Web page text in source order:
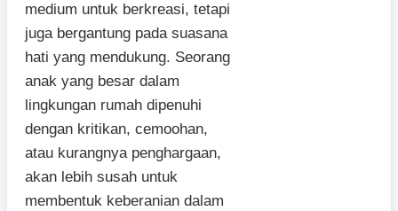
medium untuk berkreasi, tetapi
juga bergantung pada suasana
hati yang mendukung. Seorang
anak yang besar dalam
lingkungan rumah dipenuhi
dengan kritikan, cemoohan,
atau kurangnya penghargaan,
akan lebih susah untuk
membentuk keberanian dalam